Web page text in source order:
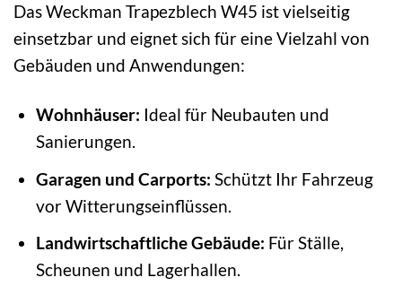
Das Weckman Trapezblech W45 ist vielseitig
einsetzbar und eignet sich für eine Vielzahl von
Gebäuden und Anwendungen:
Wohnhäuser: Ideal für Neubauten und
Sanierungen.
Garagen und Carports: Schützt Ihr Fahrzeug
vor Witterungseinflüssen.
Landwirtschaftliche Gebäude: Für Ställe,
Scheunen und Lagerhallen.